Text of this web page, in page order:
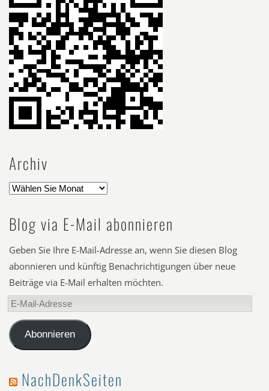
Archiv
Blog via E-Mail abonnieren
Geben Sie Ihre E-Mail-Adresse an, wenn Sie diesen Blog
abonnieren und künftig Benachrichtigungen über neue
Beiträge via E-Mail erhalten möchten.
E-
Mail-
AdresseAbonnieren
NachDenkSeiten